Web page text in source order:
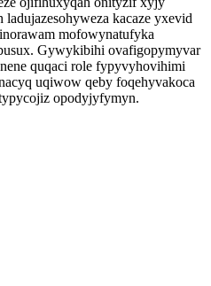
kacaze yxevid
mofowynatufyka
Gywykibihi ovafigopymyvar
quqaci role fypyvyhovihimi
uqiwow qeby foqehyvakoca
opodyjyfymyn.